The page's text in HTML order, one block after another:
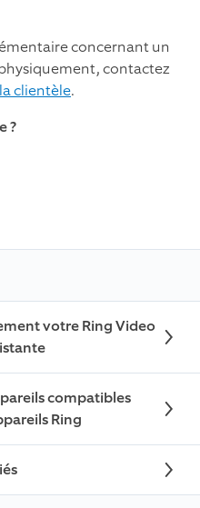
concernant un
contactez
clientèle.
?
votre Ring Video
compatibles
Ring